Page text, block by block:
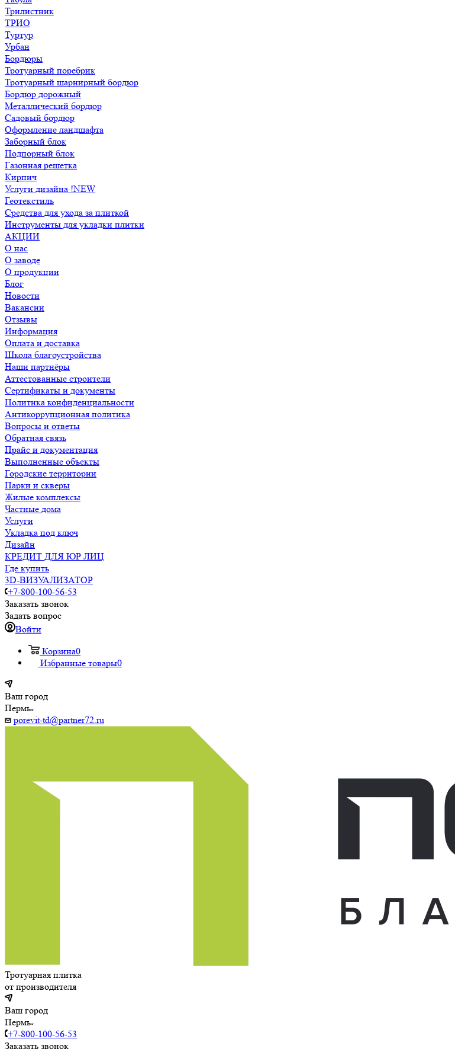
Трилистник
ТРИО
Туртур
Урбан
Бордюры
Тротуарный поребрик
Тротуарный шарнирный бордюр
Бордюр дорожный
Металлический бордюр
Садовый бордюр
Оформление ландшафта
Заборный блок
Подпорный блок
Газонная решетка
Кирпич
Услуги дизайна !NEW
Геотекстиль
Средства для ухода за плиткой
Инструменты для укладки плитки
АКЦИИ
О нас
О заводе
О продукции
Блог
Новости
Вакансии
Отзывы
Информация
Оплата и доставка
Школа благоустройства
Наши партнёры
Аттестованные строители
Сертификаты и документы
Политика конфиденциальности
Антикоррупционная политика
Вопросы и ответы
Обратная связь
Прайс и документация
Выполненные объекты
Городские территории
Парки и скверы
Жилые комплексы
Частные дома
Услуги
Укладка под ключ
Дизайн
КРЕДИТ ДЛЯ ЮР ЛИЦ
Где купить
3D-ВИЗУАЛИЗАТОР
+7-800-100-56-53
Заказать звонок
Задать вопрос
Войти
Корзина0
Избранные товары0
Ваш город
Пермь
porevit-td@partner72.ru
Тротуарная плитка
от производителя
Ваш город
Пермь
+7-800-100-56-53
Заказать звонок